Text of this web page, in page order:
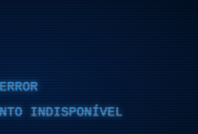
INDISPONÍVEL